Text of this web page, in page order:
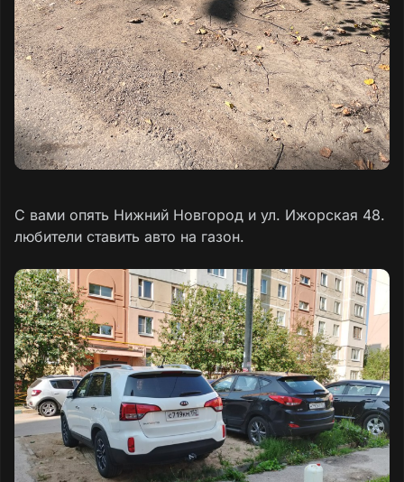
С вами опять Нижний Новгород и ул. Ижорская 48.
любители ставить авто на газон.